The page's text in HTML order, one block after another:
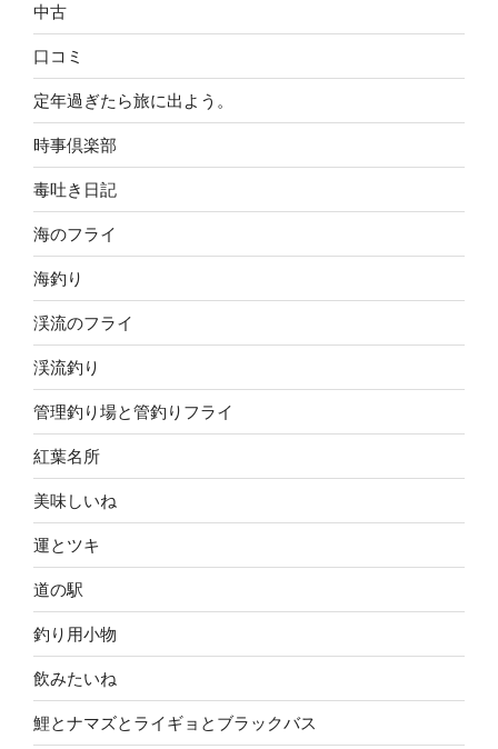
中古
口コミ
定年過ぎたら旅に出よう。
時事倶楽部
毒吐き日記
海のフライ
海釣り
渓流のフライ
渓流釣り
管理釣り場と管釣りフライ
紅葉名所
美味しいね
運とツキ
道の駅
釣り用小物
飲みたいね
鯉とナマズとライギョとブラックバス